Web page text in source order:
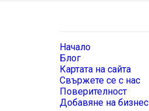
Начало
Блог
Картата на сайта
Свържете се с нас
Поверителност
Добавяне на бизнес